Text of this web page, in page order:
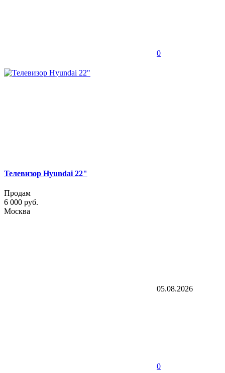
0
Телевизор Hyundai 22"
Продам
6 000 руб.
Москва
05.08.2026
0